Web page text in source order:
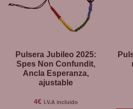
Pulsera Jubileo 2025:
Spes Non Confundit,
Ancla Esperanza,
ajustable
4€ I.V.A incluido